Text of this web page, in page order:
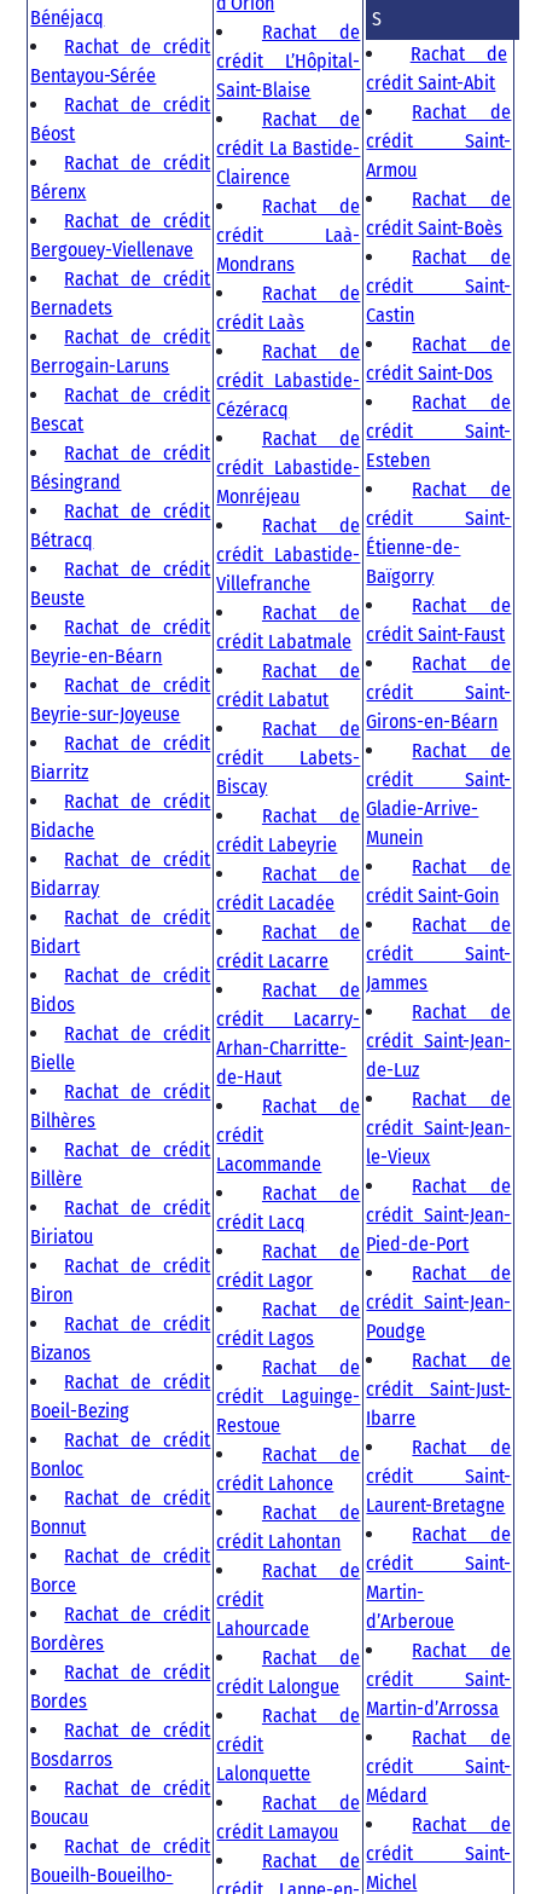
Bénéjacq
Rachat de crédit
Bentayou-Sérée
Rachat de crédit
Béost
Rachat de crédit
Bérenx
Rachat de crédit
Bergouey-Viellenave
Rachat de crédit
Bernadets
Rachat de crédit
Berrogain-Laruns
Rachat de crédit
Bescat
Rachat de crédit
Bésingrand
Rachat de crédit
Bétracq
Rachat de crédit
Beuste
Rachat de crédit
Beyrie-en-Béarn
Rachat de crédit
Beyrie-sur-Joyeuse
Rachat de crédit
Biarritz
Rachat de crédit
Bidache
Rachat de crédit
Bidarray
Rachat de crédit
Bidart
Rachat de crédit
Bidos
Rachat de crédit
Bielle
Rachat de crédit
Bilhères
Rachat de crédit
Billère
Rachat de crédit
Biriatou
Rachat de crédit
Biron
Rachat de crédit
Bizanos
Rachat de crédit
Boeil-Bezing
Rachat de crédit
Bonloc
Rachat de crédit
Bonnut
Rachat de crédit
Borce
Rachat de crédit
Bordères
Rachat de crédit
Bordes
Rachat de crédit
Bosdarros
Rachat de crédit
Boucau
Rachat de crédit
Boueilh-Boueilho-
Rachat de
crédit L’Hôpital-
Saint-Blaise
Rachat de
crédit La Bastide-
Clairence
Rachat de
crédit Laà-
Mondrans
Rachat de
crédit Laàs
Rachat de
crédit Labastide-
Cézéracq
Rachat de
crédit Labastide-
Monréjeau
Rachat de
crédit Labastide-
Villefranche
Rachat de
crédit Labatmale
Rachat de
crédit Labatut
Rachat de
crédit Labets-
Biscay
Rachat de
crédit Labeyrie
Rachat de
crédit Lacadée
Rachat de
crédit Lacarre
Rachat de
crédit Lacarry-
Arhan-Charritte-
de-Haut
Rachat de
crédit
Lacommande
Rachat de
crédit Lacq
Rachat de
crédit Lagor
Rachat de
crédit Lagos
Rachat de
crédit Laguinge-
Restoue
Rachat de
crédit Lahonce
Rachat de
crédit Lahontan
Rachat de
crédit
Lahourcade
Rachat de
crédit Lalongue
Rachat de
crédit
Lalonquette
Rachat de
crédit Lamayou
Rachat de
S
Rachat de
crédit Saint-Abit
Rachat de
crédit Saint-
Armou
Rachat de
crédit Saint-Boès
Rachat de
crédit Saint-
Castin
Rachat de
crédit Saint-Dos
Rachat de
crédit Saint-
Esteben
Rachat de
crédit Saint-
Étienne-de-
Baïgorry
Rachat de
crédit Saint-Faust
Rachat de
crédit Saint-
Girons-en-Béarn
Rachat de
crédit Saint-
Gladie-Arrive-
Munein
Rachat de
crédit Saint-Goin
Rachat de
crédit Saint-
Jammes
Rachat de
crédit Saint-Jean-
de-Luz
Rachat de
crédit Saint-Jean-
le-Vieux
Rachat de
crédit Saint-Jean-
Pied-de-Port
Rachat de
crédit Saint-Jean-
Poudge
Rachat de
crédit Saint-Just-
Ibarre
Rachat de
crédit Saint-
Laurent-Bretagne
Rachat de
crédit Saint-
Martin-
d’Arberoue
Rachat de
crédit Saint-
Martin-d’Arrossa
Rachat de
crédit Saint-
Médard
Rachat de
crédit Saint-
Michel